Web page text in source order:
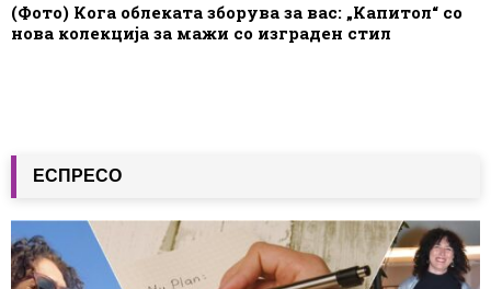
(Фото) Кога облеката зборува за вас: „Капитол“ со
нова колекција за мажи со изграден стил
ЕСПРЕСО